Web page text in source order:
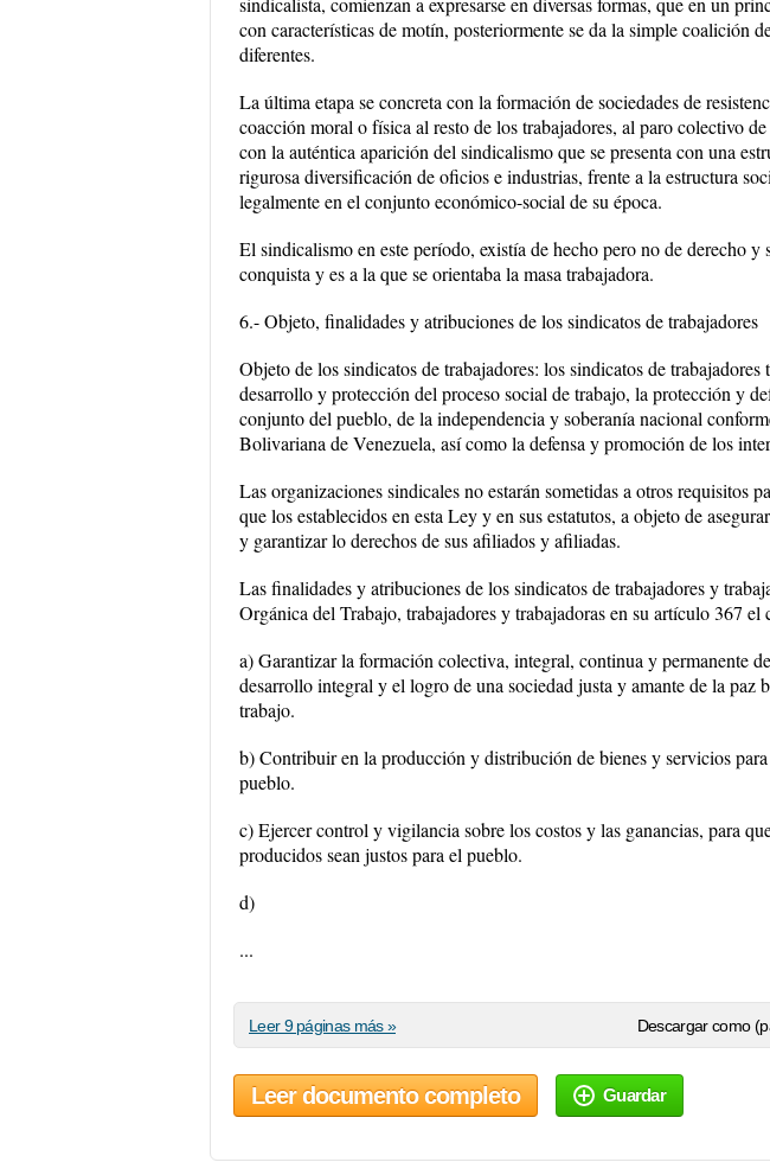
con características de motín, posteriormente se da la simple coalición
diferentes.
La última etapa se concreta con la formación de sociedades de
coacción moral o física al resto de los trabajadores, al paro colectivo
con la auténtica aparición del sindicalismo que se presenta con una
rigurosa diversificación de oficios e industrias, frente a la estructura
legalmente en el conjunto económico-social de su época.
El sindicalismo en este período, existía de hecho pero no de derecho y
conquista y es a la que se orientaba la masa trabajadora.
6.- Objeto, finalidades y atribuciones de los sindicatos de trabajadores
Objeto de los sindicatos de trabajadores: los sindicatos de
desarrollo y protección del proceso social de trabajo, la protección y
conjunto del pueblo, de la independencia y soberanía nacional
Bolivariana de Venezuela, así como la defensa y promoción de los
Las organizaciones sindicales no estarán sometidas a otros requisitos
que los establecidos en esta Ley y en sus estatutos, a objeto de
y garantizar lo derechos de sus afiliados y afiliadas.
Las finalidades y atribuciones de los sindicatos de trabajadores y
Orgánica del Trabajo, trabajadores y trabajadoras en su artículo 367 el
a) Garantizar la formación colectiva, integral, continua y permanente
desarrollo integral y el logro de una sociedad justa y amante de la paz
trabajo.
b) Contribuir en la producción y distribución de bienes y servicios para
pueblo.
c) Ejercer control y vigilancia sobre los costos y las ganancias, para
producidos sean justos para el pueblo.
d)
...
Descargar como
Leer 9 páginas más »
Leer documento completo Guardar